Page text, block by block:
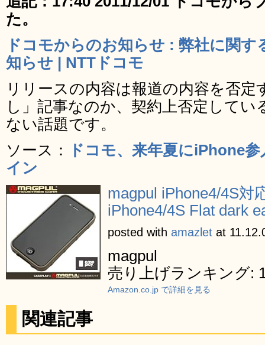
た。
ドコモからのお知らせ : 弊社に関
知らせ | NTTドコモ
リリースの内容は報道の内容を否定
し」記事なのか、契約上否定してい
ない話題です。
ソース：
ドコモ、来年夏にiPhone
イン
magpul iPhone4/4S対
iPhone4/4S Flat dark
posted with amazlet at
magpul
売り上げランキング:
Amazon.co.jp で詳細を見る
関連記事